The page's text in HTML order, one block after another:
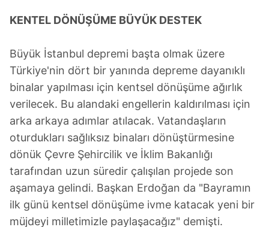
KENTEL DÖNÜŞÜME BÜYÜK DESTEK
Büyük İstanbul depremi başta olmak üzere
Türkiye'nin dört bir yanında depreme dayanıklı
binalar yapılması için kentsel dönüşüme ağırlık
verilecek. Bu alandaki engellerin kaldırılması için
arka arkaya adımlar atılacak. Vatandaşların
oturdukları sağlıksız binaları dönüştürmesine
dönük Çevre Şehircilik ve İklim Bakanlığı
tarafından uzun süredir çalışılan projede son
aşamaya gelindi. Başkan Erdoğan da "Bayramın
ilk günü kentsel dönüşüme ivme katacak yeni bir
müjdeyi milletimizle paylaşacağız" demişti.